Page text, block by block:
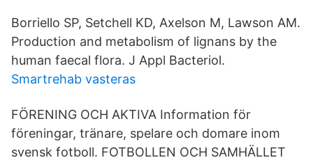
Borriello SP, Setchell KD, Axelson M, Lawson AM.
Production and metabolism of lignans by the
human faecal flora. J Appl Bacteriol.
Smartrehab vasteras
FÖRENING OCH AKTIVA Information för
föreningar, tränare, spelare och domare inom
svensk fotboll. FOTBOLLEN OCH SAMHÄLLET